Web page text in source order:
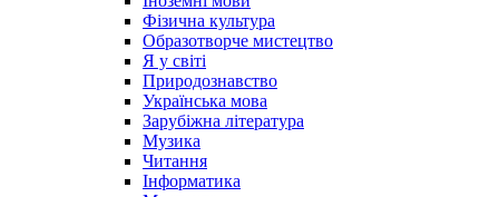
Фізична культура
Образотворче мистецтво
Я у світі
Природознавство
Українська мова
Зарубіжна література
Музика
Читання
Інформатика